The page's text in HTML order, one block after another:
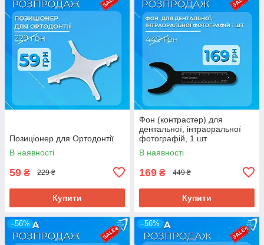
Позиціонер для Ортодонтії
В наявності
59 ₴ 229 ₴
Купити
Фон (контрастер) для
дентальної, інтраоральної
фотографій, 1 шт
В наявності
169 ₴ 449 ₴
Купити
–56% –56%